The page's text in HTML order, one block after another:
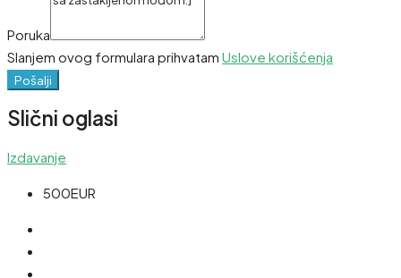
Poruka
Slanjem ovog formulara prihvatam Uslove korišćenja
Pošalji
Slični oglasi
Izdavanje
500EUR